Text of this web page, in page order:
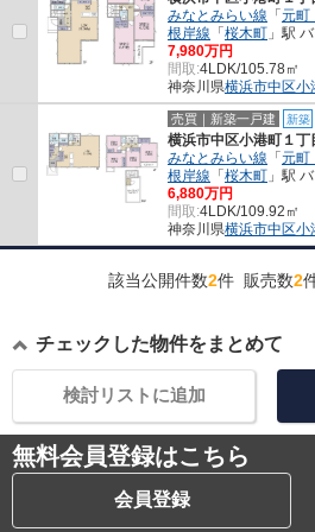
みなとみらい線 「元町
根岸線 「桜木町 」駅
7,980万円
間取:4LDK/105.78㎡
神奈川県横浜市中区小
売買｜新築一戸建 新築
横浜市中区小港町１
みなとみらい線 「元町
根岸線 「桜木町 」駅
6,880万円
間取:4LDK/109.92㎡
神奈川県横浜市中区小
該当公開件数2件 販売数2
チェックした物件をまとめて
検討リストに追加
無料会員登録はこちら
会員登録